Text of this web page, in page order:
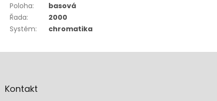
Poloha:
basová
Řada:
2000
Systém: chromatika
aKontakt